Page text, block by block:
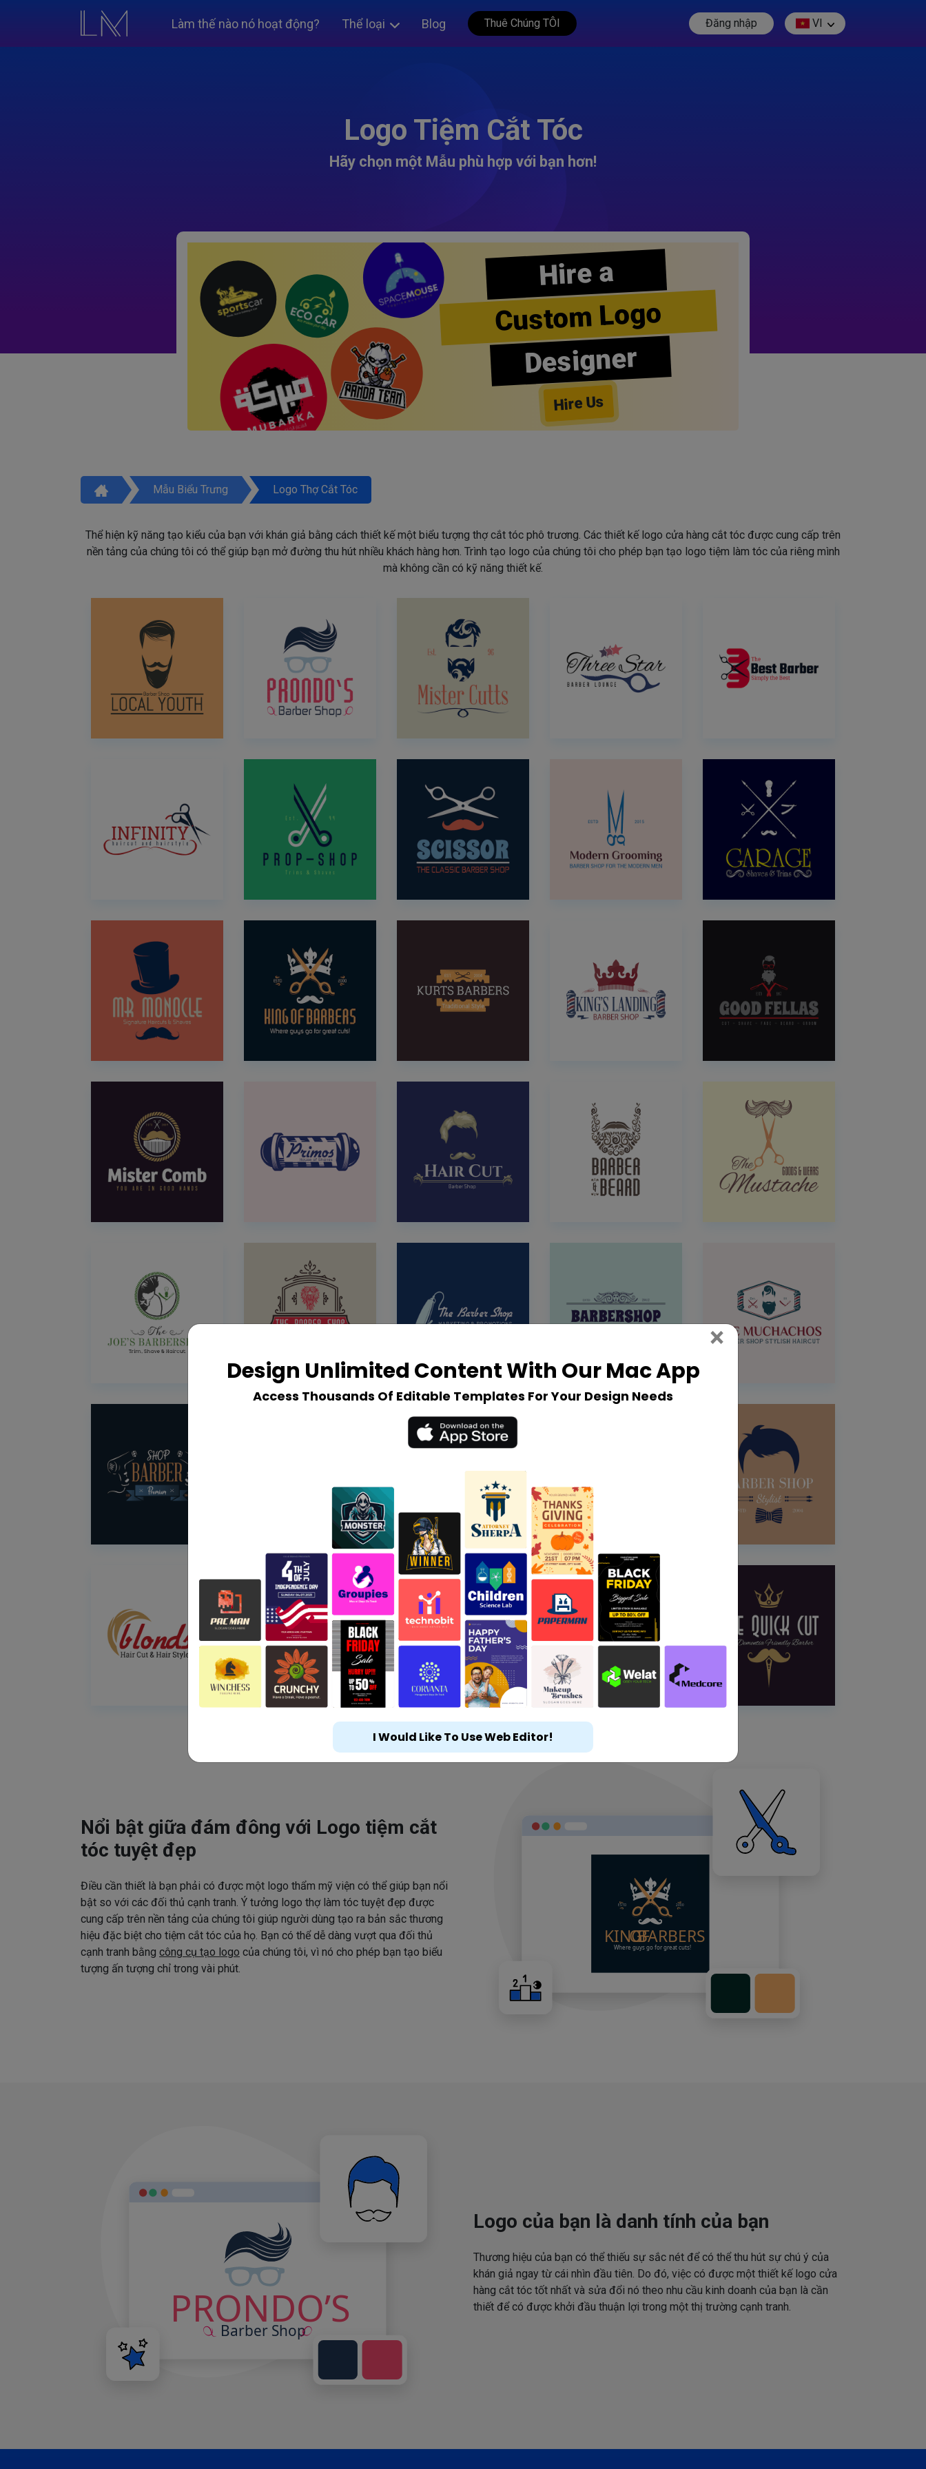
Làm thế nào nó hoạt động? Thể loại Blog Thuê Chúng TÔI Đăng nhập VI
Logo Tiệm Cắt Tóc
Hãy chọn một Mẫu phù hợp với bạn hơn!
Hire a
Custom Logo
Designer
Hire Us
Mẫu Biểu Trưng Logo Thợ Cắt Tóc
Thể hiện kỹ năng tạo kiểu của bạn với khán giả bằng cách thiết kế một biểu tượng thợ cắt tóc phô trương. Các thiết kế logo cửa hàng cắt tóc được cung cấp trên
nền tảng của chúng tôi có thể giúp bạn mở đường thu hút nhiều khách hàng hơn. Trình tạo logo của chúng tôi cho phép bạn tạo logo tiệm làm tóc của riêng mình
mà không cần có kỹ năng thiết kế.
Nổi bật giữa đám đông với Logo tiệm cắt
tóc tuyệt đẹp
Điều cần thiết là bạn phải có được một logo thẩm mỹ viện có thể giúp bạn nổi
bật so với các đối thủ cạnh tranh. Ý tưởng logo thợ làm tóc tuyệt đẹp được
cung cấp trên nền tảng của chúng tôi giúp người dùng tạo ra bản sắc thương
hiệu đặc biệt cho tiệm cắt tóc của họ. Bạn có thể dễ dàng vượt qua đối thủ
cạnh tranh bằng công cụ tạo logo của chúng tôi, vì nó cho phép bạn tạo biểu
tượng ấn tượng chỉ trong vài phút.
Logo của bạn là danh tính của bạn
Thương hiệu của bạn có thể thiếu sự sắc nét để có thể thu hút sự chú ý của
khán giả ngay từ cái nhìn đầu tiên. Do đó, việc có được một thiết kế logo cửa
hàng cắt tóc tốt nhất và sửa đổi nó theo nhu cầu kinh doanh của bạn là cần
thiết để có được khởi đầu thuận lợi trong một thị trường cạnh tranh.
Design Unlimited Content With Our Mac App
Access Thousands Of Editable Templates For Your Design Needs
× Close
I Would Like To Use Web Editor!